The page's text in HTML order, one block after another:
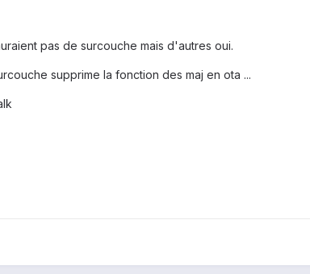
pas de surcouche mais d'autres oui.
supprime la fonction des maj en ota ...